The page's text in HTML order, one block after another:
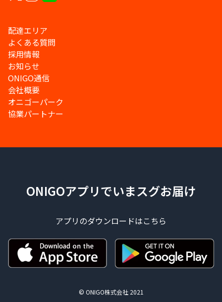
配達エリア
よくある質問
採用情報
お知らせ
ONIGO通信
会社概要
オニゴーパーク
協業パートナー
ONIGOアプリでいまスグお届け
アプリのダウンロードはこちら
© ONIGO株式会社 2021